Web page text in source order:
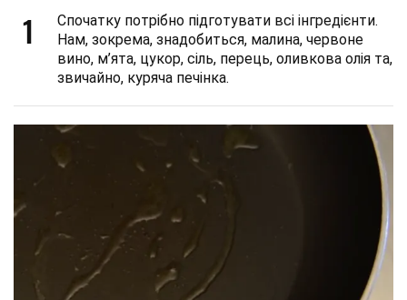
1
Спочатку потрібно підготувати всі інгредієнти.
Нам, зокрема, знадобиться, малина, червоне
вино, м’ята, цукор, сіль, перець, оливкова олія та,
звичайно, куряча печінка.